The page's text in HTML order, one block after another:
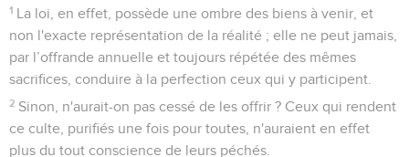
1 La loi, en effet, possède une ombre des biens à venir, et
non l'exacte représentation de la réalité ; elle ne peut jamais,
par l’offrande annuelle et toujours répétée des mêmes
sacrifices, conduire à la perfection ceux qui y participent.
2 Sinon, n'aurait-on pas cessé de les offrir ? Ceux qui rendent
ce culte, purifiés une fois pour toutes, n'auraient en effet
plus du tout conscience de leurs péchés.